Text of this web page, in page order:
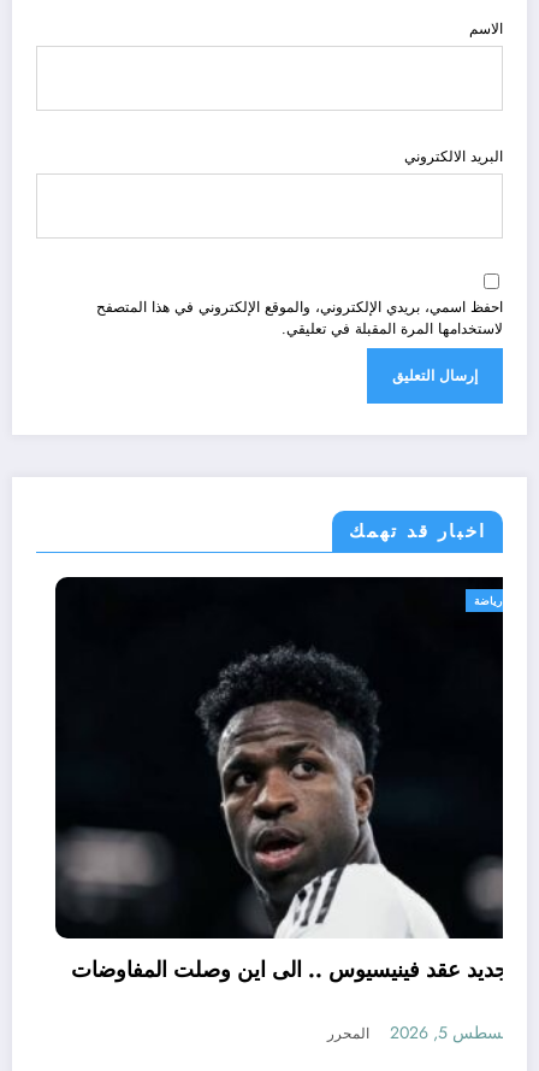
الاسم
البريد الالكتروني
احفظ اسمي، بريدي الإلكتروني، والموقع الإلكتروني في هذا المتصفح
لاستخدامها المرة المقبلة في تعليقي.
اخبار قد تهمك
رياضة
تجديد عقد فينيسيوس .. الى اين وصلت المفاوضات
أغسطس 5, 2026 المحرر